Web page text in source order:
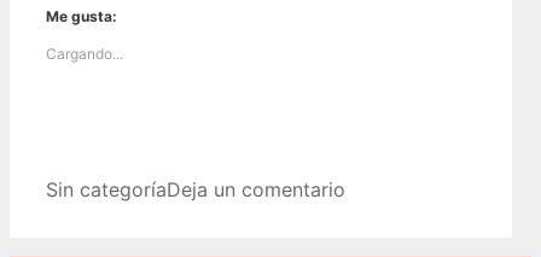
Me gusta:
Cargando...
Categorías
Sin categoríaDeja un comentario